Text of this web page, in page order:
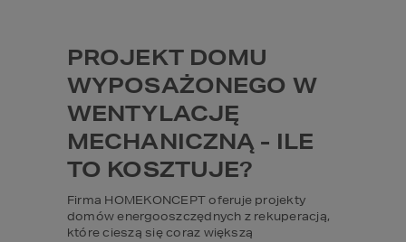
PROJEKT DOMU
WYPOSAŻONEGO W
WENTYLACJĘ
MECHANICZNĄ - ILE
TO KOSZTUJE?
Firma HOMEKONCEPT oferuje projekty
domów energooszczędnych z rekuperacją,
które cieszą się coraz większą